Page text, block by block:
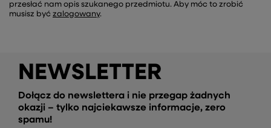
przesłać nam opis szukanego przedmiotu. Aby móc to zrobić
musisz być zalogowany.
NEWSLETTER
Dołącz do newslettera i nie przegap żadnych
okazji – tylko najciekawsze informacje, zero
spamu!